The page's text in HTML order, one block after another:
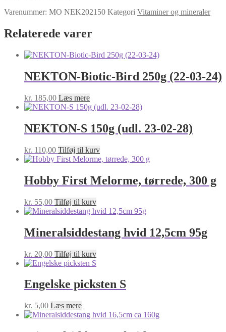
Varenummer: MO NEK202150 Kategori Vitaminer og mineraler
Relaterede varer
NEKTON-Biotic-Bird 250g (22-03-24)
kr. 185,00 Læs mere
NEKTON-S 150g (udl. 23-02-28)
kr. 110,00 Tilføj til kurv
Hobby First Melorme, tørrede, 300 g
kr. 55,00 Tilføj til kurv
Mineralsiddestang hvid 12,5cm 95g
kr. 20,00 Tilføj til kurv
Engelske picksten S
kr. 5,00 Læs mere